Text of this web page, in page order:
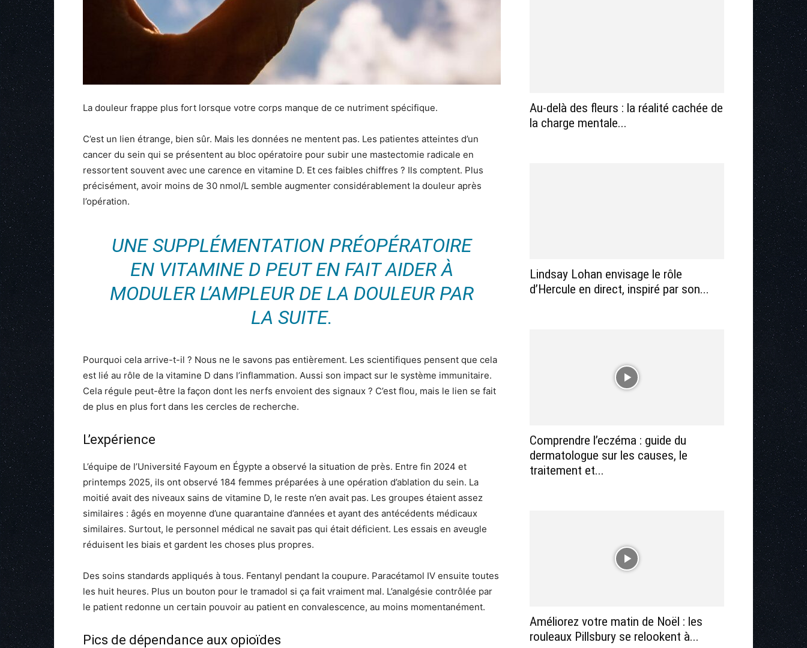
La douleur frappe plus fort lorsque votre corps manque de ce nutriment spécifique.
C’est un lien étrange, bien sûr. Mais les données ne mentent pas. Les patientes atteintes d’un
cancer du sein qui se présentent au bloc opératoire pour subir une mastectomie radicale en
ressortent souvent avec une carence en vitamine D. Et ces faibles chiffres ? Ils comptent. Plus
précisément, avoir moins de 30 nmol/L semble augmenter considérablement la douleur après
l’opération.
UNE SUPPLÉMENTATION PRÉOPÉRATOIRE
EN VITAMINE D PEUT EN FAIT AIDER À
MODULER L’AMPLEUR DE LA DOULEUR PAR
LA SUITE.
Pourquoi cela arrive-t-il ? Nous ne le savons pas entièrement. Les scientifiques pensent que cela
est lié au rôle de la vitamine D dans l’inflammation. Aussi son impact sur le système immunitaire.
Cela régule peut-être la façon dont les nerfs envoient des signaux ? C’est flou, mais le lien se fait
de plus en plus fort dans les cercles de recherche.
L’expérience
L’équipe de l’Université Fayoum en Égypte a observé la situation de près. Entre fin 2024 et
printemps 2025, ils ont observé 184 femmes préparées à une opération d’ablation du sein. La
moitié avait des niveaux sains de vitamine D, le reste n’en avait pas. Les groupes étaient assez
similaires : âgés en moyenne d’une quarantaine d’années et ayant des antécédents médicaux
similaires. Surtout, le personnel médical ne savait pas qui était déficient. Les essais en aveugle
réduisent les biais et gardent les choses plus propres.
Des soins standards appliqués à tous. Fentanyl pendant la coupure. Paracétamol IV ensuite toutes
les huit heures. Plus un bouton pour le tramadol si ça fait vraiment mal. L’analgésie contrôlée par
le patient redonne un certain pouvoir au patient en convalescence, au moins momentanément.
Pics de dépendance aux opioïdes
Au-delà des fleurs : la réalité cachée de
la charge mentale...
Lindsay Lohan envisage le rôle
d’Hercule en direct, inspiré par son...
Comprendre l’eczéma : guide du
dermatologue sur les causes, le
traitement et...
Améliorez votre matin de Noël : les
rouleaux Pillsbury se relookent à...